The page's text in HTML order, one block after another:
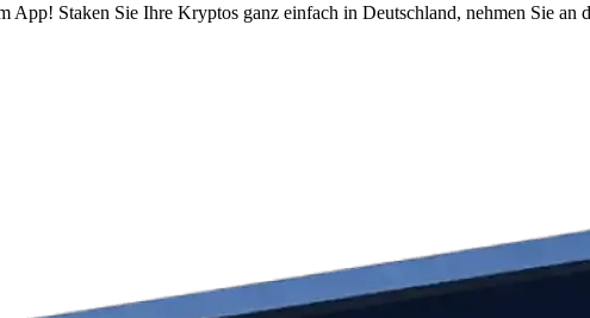
App! Staken Sie Ihre Kryptos ganz einfach in Deutschland, nehmen Sie